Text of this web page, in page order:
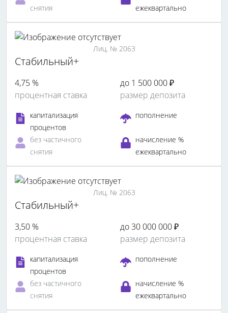
снятия
ежеквартально
Лиц. № 2063
Стабильный+
4,75 %
процентная ставка
до 1 500 000 ₽
размер депозита
капитализация
процентов
пополнение
без частичного
снятия
начисление %
ежеквартально
Лиц. № 2063
Стабильный+
3,50 %
процентная ставка
до 30 000 000 ₽
размер депозита
капитализация
процентов
пополнение
без частичного
снятия
начисление %
ежеквартально